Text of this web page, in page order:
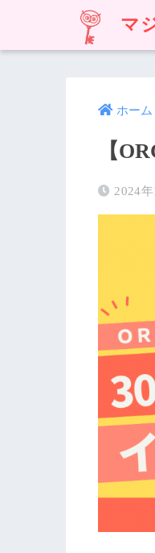
マ
ホーム
【
2024年